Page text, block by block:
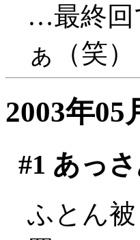
…最終回
ぁ（笑）
2003年05
#1 あっ
ふとん